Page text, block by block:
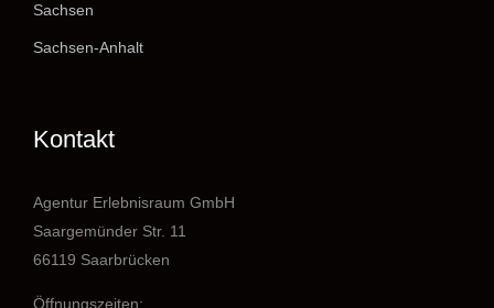
Sachsen
Sachsen-Anhalt
Kontakt
Agentur Erlebnisraum GmbH
Saargemünder Str. 11
66119 Saarbrücken
Öffnungszeiten: